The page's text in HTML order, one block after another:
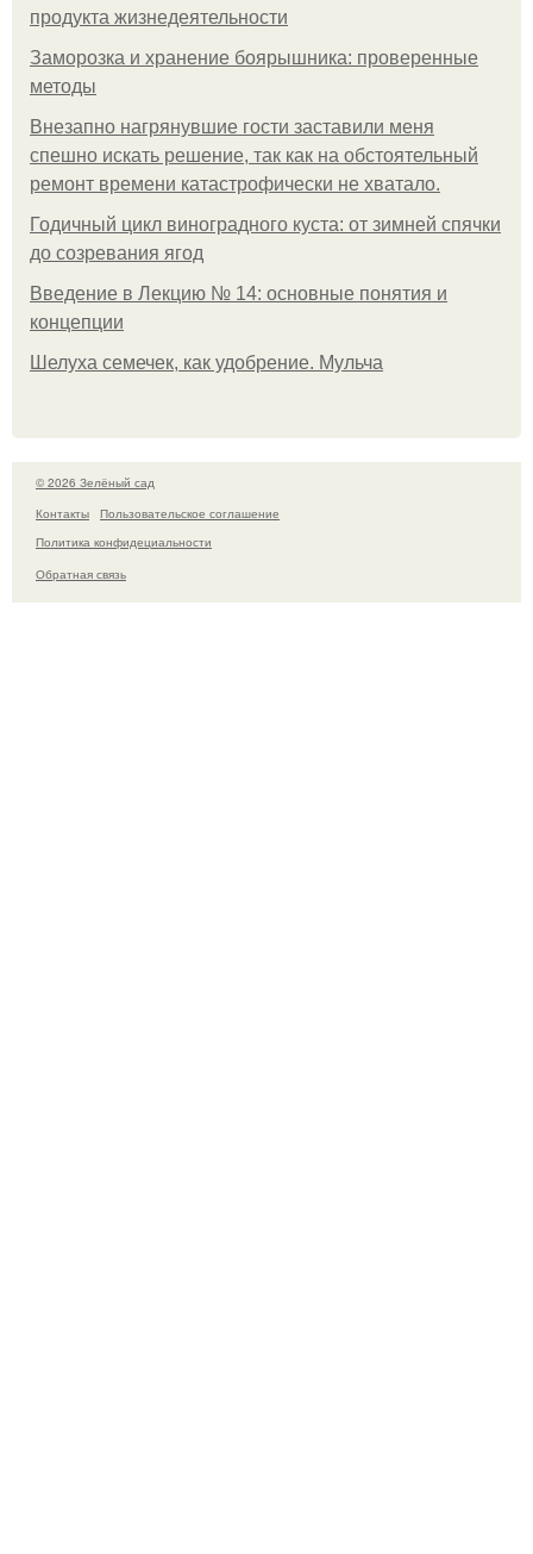
продукта жизнедеятельности
Заморозка и хранение боярышника: проверенные
методы
Внезапно нагрянувшие гости заставили меня
спешно искать решение, так как на обстоятельный
ремонт времени катастрофически не хватало.
Годичный цикл виноградного куста: от зимней спячки
до созревания ягод
Введение в Лекцию № 14: основные понятия и
концепции
Шелуха семечек, как удобрение. Мульча
© 2026 Зелёный сад
Контакты
Пользовательское соглашение
Политика конфидециальности
Обратная связь